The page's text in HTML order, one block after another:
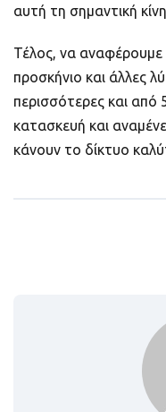
αυτή τη σημαντική
Τέλος, να αναφέρουμε
προσκήνιο και άλλες
περισσότερες και από
κατασκευή και
κάνουν το δίκτυο